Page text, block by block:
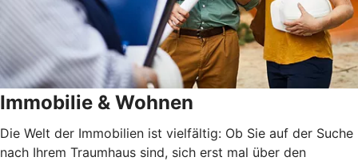
Immobilie & Wohnen
Die Welt der Immobilien ist vielfältig: Ob Sie auf der Suche
nach Ihrem Traumhaus sind, sich erst mal über den